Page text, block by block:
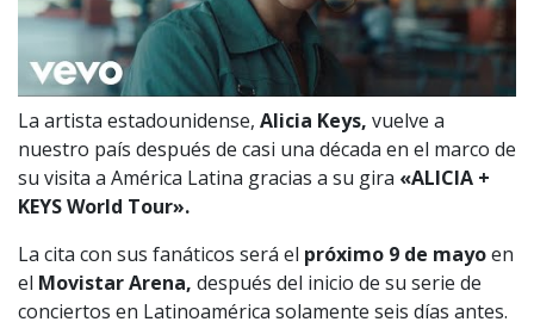
La artista estadounidense, Alicia Keys, vuelve a
nuestro país después de casi una década en el marco de
su visita a América Latina gracias a su gira «ALICIA +
KEYS World Tour».
La cita con sus fanáticos será el próximo 9 de mayoen
el Movistar Arena, después del inicio de su serie de
conciertos en Latinoamérica solamente seis días antes.